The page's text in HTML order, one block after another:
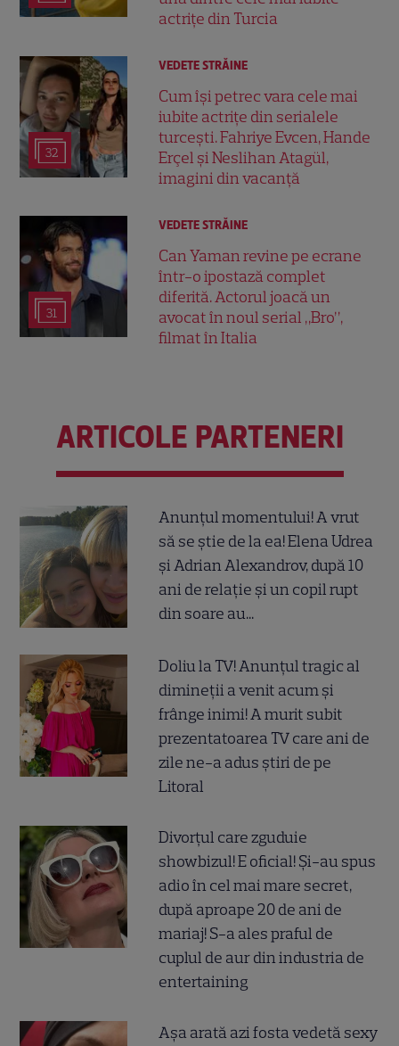
actrițe din Turcia
32
VEDETE STRĂINE
Cum își petrec vara cele mai
iubite actrițe din serialele
turcești. Fahriye Evcen, Hande
Erçel și Neslihan Atagül,
imagini din vacanță
31
VEDETE STRĂINE
Can Yaman revine pe ecrane
într-o ipostază complet
diferită. Actorul joacă un
avocat în noul serial „Bro”,
filmat în Italia
ARTICOLE PARTENERI
Anunțul momentului! A vrut
să se știe de la ea! Elena Udrea
și Adrian Alexandrov, după 10
ani de relație și un copil rupt
din soare au...
Doliu la TV! Anunțul tragic al
dimineții a venit acum și
frânge inimi! A murit subit
prezentatoarea TV care ani de
zile ne-a adus știri de pe
Litoral
Divorțul care zguduie
showbizul! E oficial! Și-au spus
adio în cel mai mare secret,
după aproape 20 de ani de
mariaj! S-a ales praful de
cuplul de aur din industria de
entertaining
Așa arată azi fosta vedetă sexy